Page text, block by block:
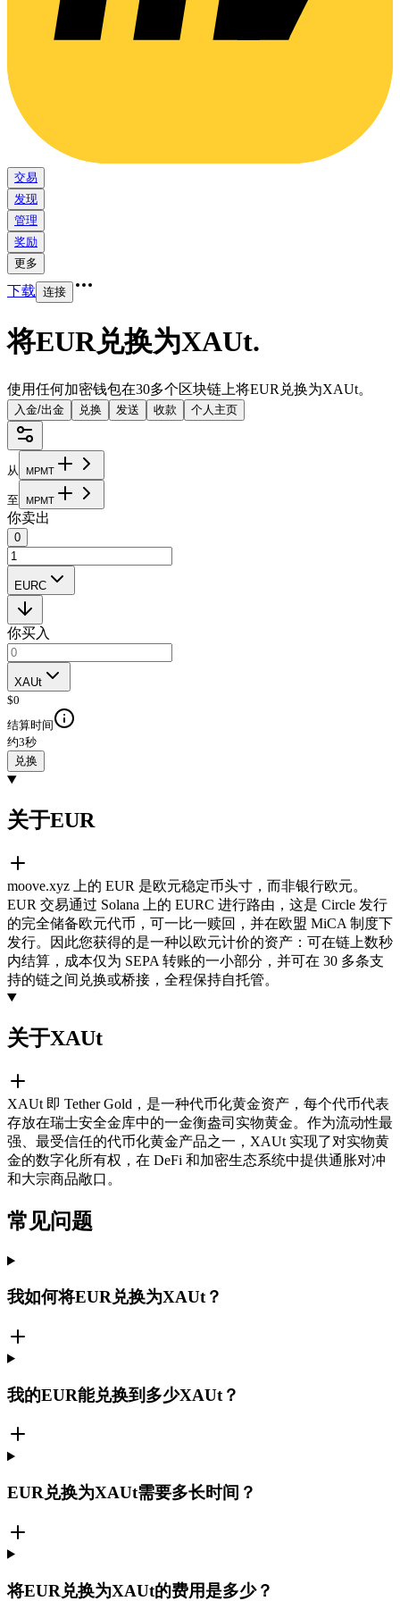
交易
发现
管理
奖励
更多
下载 连接
将EUR兑换为XAUt.
使用任何加密钱包在30多个区块链上将EUR兑换为XAUt。
入金/出金 兑换 发送 收款 个人主页
从 MPMT
至 MPMT
你卖出
0
EURC
你买入
XAUt
$0
结算时间
约3秒
兑换
关于EUR
moove.xyz 上的 EUR 是欧元稳定币头寸，而非银行欧元。
EUR 交易通过 Solana 上的 EURC 进行路由，这是 Circle 发行
的完全储备欧元代币，可一比一赎回，并在欧盟 MiCA 制度下
发行。因此您获得的是一种以欧元计价的资产：可在链上数秒
内结算，成本仅为 SEPA 转账的一小部分，并可在 30 多条支
持的链之间兑换或桥接，全程保持自托管。
关于XAUt
XAUt 即 Tether Gold，是一种代币化黄金资产，每个代币代表
存放在瑞士安全金库中的一金衡盎司实物黄金。作为流动性最
强、最受信任的代币化黄金产品之一，XAUt 实现了对实物黄
金的数字化所有权，在 DeFi 和加密生态系统中提供通胀对冲
和大宗商品敞口。
常见问题
我如何将EUR兑换为XAUt？
我的EUR能兑换到多少XAUt？
EUR兑换为XAUt需要多长时间？
将EUR兑换为XAUt的费用是多少？